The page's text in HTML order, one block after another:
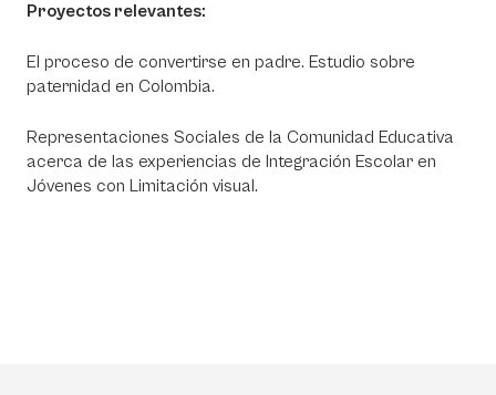
Proyectos relevantes:
El proceso de convertirse en padre. Estudio sobre
paternidad en Colombia.
Representaciones Sociales de la Comunidad Educativa
acerca de las experiencias de Integración Escolar en
Jóvenes con Limitación visual.